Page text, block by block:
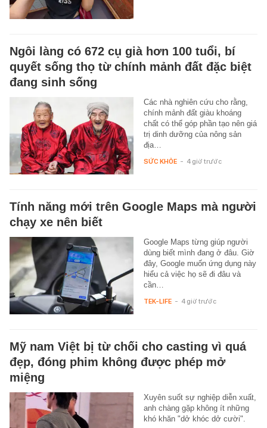
Ngôi làng có 672 cụ già hơn 100 tuổi, bí
quyết sống thọ từ chính mảnh đất đặc biệt
đang sinh sống
Các nhà nghiên cứu cho rằng,
chính mảnh đất giàu khoáng
chất có thể góp phần tạo nên giá
trị dinh dưỡng của nông sản
địa…
SỨC KHỎE - 4 giờ trước
Tính năng mới trên Google Maps mà người
chạy xe nên biết
Google Maps từng giúp người
dùng biết mình đang ở đâu. Giờ
đây, Google muốn ứng dụng này
hiểu cả việc họ sẽ đi đâu và
cần…
TEK-LIFE - 4 giờ trước
Mỹ nam Việt bị từ chối cho casting vì quá
đẹp, đóng phim không được phép mở
miệng
Xuyên suốt sự nghiệp diễn xuất,
anh chàng gặp không ít những
khó khăn "dở khóc dở cười".